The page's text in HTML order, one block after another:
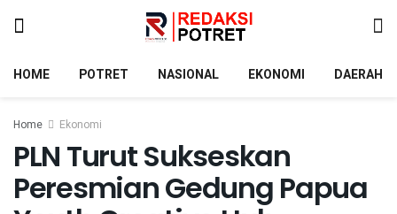
HOME POTRET NASIONAL EKONOMI DAERAH
Home Ekonomi
PLN Turut Sukseskan
Peresmian Gedung Papua